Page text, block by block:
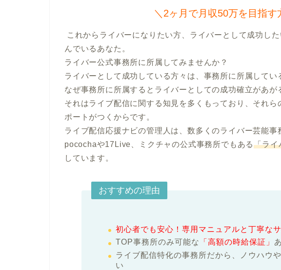
＼2ヶ月で月収50万を目指す
んでいるあなた。
ライバー公式事務所に所属してみませんか？
ライバーとして成功している方々は、事務所に所属してい
なぜ事務所に所属するとライバーとしての成功確立があが
それはライブ配信に関する知見を多くもっており、それ
ポートがつくからです。
ライブ配信応援ナビの管理人は、数多くのライバー芸能
pocochaや17Live、ミクチャの公式事務所でもある「ライ
しています。
おすすめの理由
初心者でも安心！専用マニュアルと丁寧な
TOP事務所のみ可能な
「高額の時給保証」
ライブ配信特化の事務所だから、ノウハウ
い